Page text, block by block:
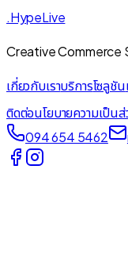
.HypeLive
Creative Commerce
เกี่ยวกับเราบริการโซลูชัน
ติดต่อนโยบายความเป็น
094 654 5462